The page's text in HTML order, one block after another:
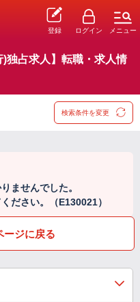
登録 ログイン メニュー
)独占求人】転職・求人情
検索条件を変更
ませんでした。
ださい。（E130021）
ージに戻る